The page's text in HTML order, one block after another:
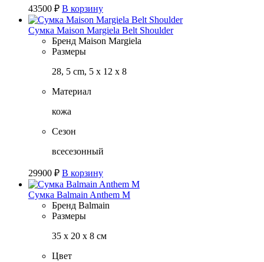
43500 ₽ В корзину
Сумка Maison Margiela Belt Shoulder
Бренд Maison Margiela
Размеры
28, 5 cm, 5 x 12 x 8
Материал
кожа
Сезон
всесезонный
29900 ₽ В корзину
Сумка Balmain Anthem M
Бренд Balmain
Размеры
35 х 20 х 8 см
Цвет